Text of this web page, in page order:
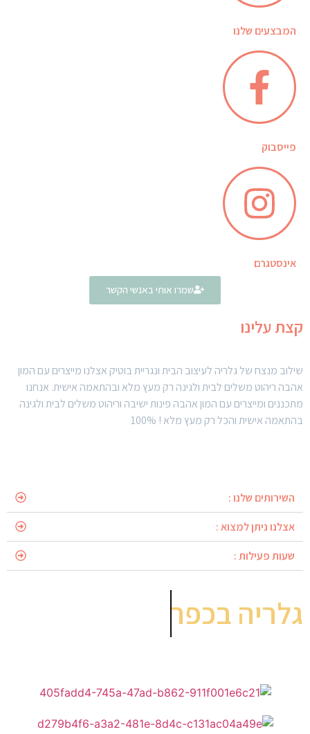
המבצעים שלנו
פייסבוק
אינסטגרם
שמרו אותי באנשי הקשר
קצת עלינו
שילוב מנצח של גלריה לעיצוב הבית ונגריית בוטיק אצלנו מייצרים עם המון
אהבה ריהוט משלים לבית ולגינה רק מעץ מלא ובהתאמה אישית. אנחנו
מתכננים ומייצרים עם המון אהבה פינות ישיבה וריהוט משלים לבית ולגינה
בהתאמה אישית והכל רק מעץ מלא ! 100%
השירותים שלנו :
אצלנו ניתן למצוא :
שעות פעילות :
גלריה בכפר